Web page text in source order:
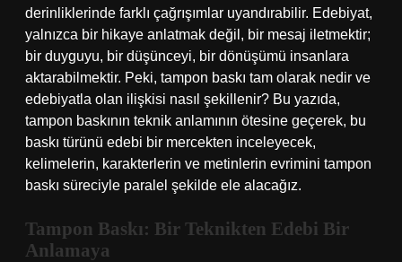
derinliklerinde farklı çağrışımlar uyandırabilir. Edebiyat,
yalnızca bir hikaye anlatmak değil, bir mesaj iletmektir;
bir duyguyu, bir düşünceyi, bir dönüşümü insanlara
aktarabilmektir. Peki, tampon baskı tam olarak nedir ve
edebiyatla olan ilişkisi nasıl şekillenir? Bu yazıda,
tampon baskının teknik anlamının ötesine geçerek, bu
baskı türünü edebi bir mercekten inceleyecek,
kelimelerin, karakterlerin ve metinlerin evrimini tampon
baskı süreciyle paralel şekilde ele alacağız.
Tampon Baskı: Bir Teknikten Edebi Bir
Anlamaya